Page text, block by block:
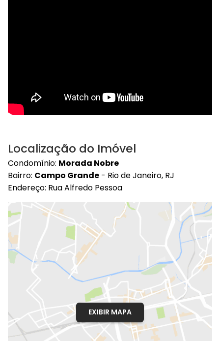
Localização do Imóvel
Condomínio: Morada Nobre
Bairro: Campo Grande - Rio de Janeiro, RJ
Endereço: Rua Alfredo Pessoa
EXIBIR MAPA